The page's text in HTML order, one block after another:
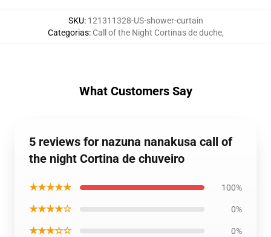
SKU: 121311328-US-shower-curtain
Categorias: Call of the Night Cortinas de duche,
What Customers Say
5 reviews for nazuna nanakusa call of
the night Cortina de chuveiro
★★★★★ 100%
★★★★☆ 0%
★★★☆☆ 0%